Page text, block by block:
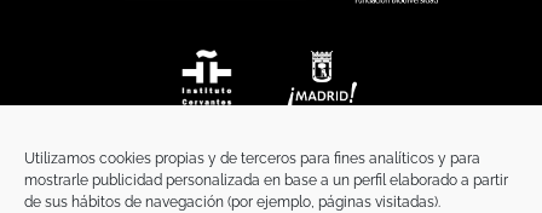
Utilizamos cookies propias y de terceros para fines analíticos y para
mostrarle publicidad personalizada en base a un perfil elaborado a partir
de sus hábitos de navegación (por ejemplo, páginas visitadas).